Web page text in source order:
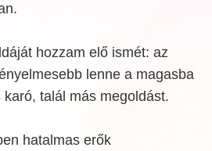
hozzam elő ismét: az
lenne a magasba
talál más megoldást.
hatalmas erők